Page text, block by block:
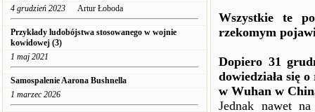
4 grudzień 2023 Artur Łoboda
Przykłady ludobójstwa stosowanego w wojnie
kowidowej (3)
1 maj 2021
Samospalenie Aarona Bushnella
1 marzec 2026
Wszystkie te
rzekomym
Dopiero 31
dowiedziała się
w Wuhan w
Jednak nawet